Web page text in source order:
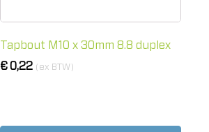
Tapbout M10 x 30mm 8.8 duplex
€0,22 (ex BTW)